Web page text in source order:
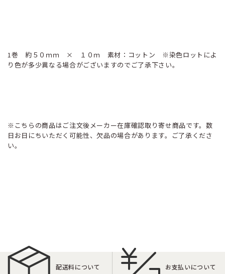
1巻 約５０ｍｍ × １０ｍ 素材：コットン ※染色ロットによ
り色が多少異なる場合がございますのでご了承下さい。
※こちらの商品はご注文後メーカー在庫確認取り寄せ商品です。数
日お日にちいただく可能性、欠品の場合があります。ご了承くださ
い。
配送料について お支払いについて